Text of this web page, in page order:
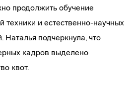
продолжить обучение
техники и естественно-научных
Наталья подчеркнула, что
кадров выделено
квот.